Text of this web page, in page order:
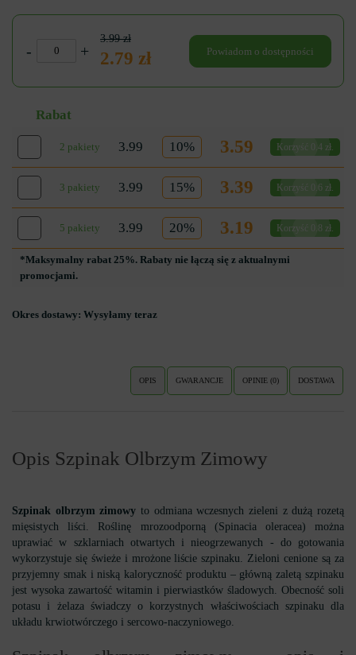
- +
3.99 zł
2.79 zł Powiadom o dostępności
Rabat
2 pakiety 3.99 10% 3.59 Korzyść 0.4 zł.
3 pakiety 3.99 15% 3.39 Korzyść 0.6 zł.
5 pakiety 3.99 20% 3.19 Korzyść 0.8 zł.
*Maksymalny rabat 25%. Rabaty nie łączą się z aktualnymi
promocjami.
Okres dostawy: Wysyłamy teraz
OPIS GWARANCJE OPINIE (0) DOSTAWA
Opis Szpinak Olbrzym Zimowy
Szpinak olbrzym zimowy to odmiana wczesnych zieleni z dużą rozetą
mięsistych liści. Roślinę mrozoodporną (Spinacia oleracea) można
uprawiać w szklarniach otwartych i nieogrzewanych - do gotowania
wykorzystuje się świeże i mrożone liście szpinaku. Zieloni cenione są za
przyjemny smak i niską kaloryczność produktu – główną zaletą szpinaku
jest wysoka zawartość witamin i pierwiastków śladowych. Obecność soli
potasu i żelaza świadczy o korzystnych właściwościach szpinaku dla
układu krwiotwórczego i sercowo-naczyniowego.